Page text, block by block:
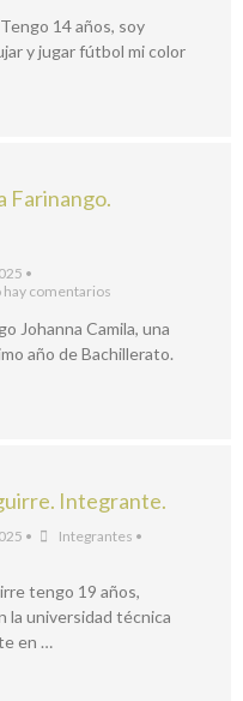
14 años, soy
y jugar fútbol mi color
Farinango.
•
hay comentarios
Johanna Camila, una
año de Bachillerato.
Integrante.
• Integrantes •
tengo 19 años,
la universidad técnica
en …